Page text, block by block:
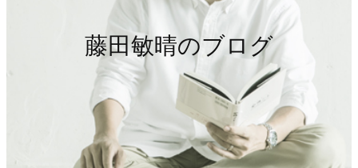
藤田敏晴のブログ